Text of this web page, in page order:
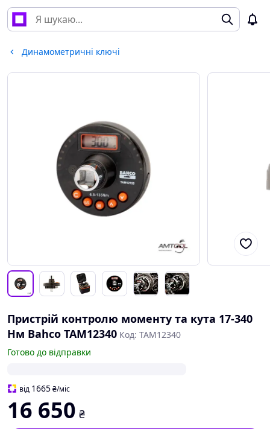
Динамометричні ключі
Пристрій контролю моменту та кута 17-340
Нм Bahco TAM12340 Код: TAM12340
Готово до відправки
від 1665₴/міс
16 650 ₴